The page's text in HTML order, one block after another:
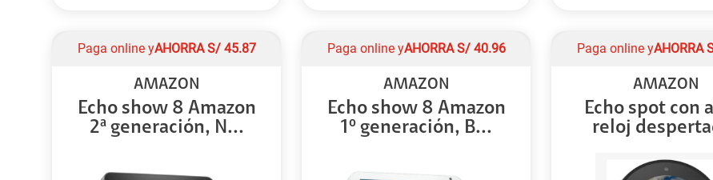
Paga online yAHORRA S/ 45.87
AMAZON
Echo show 8 Amazon
2ª generación, N...
Paga online yAHORRA S/ 40.96
AMAZON
Echo show 8 Amazon
1º generación, B...
Paga online yAHORRA
AMAZON
Echo spot con
reloj